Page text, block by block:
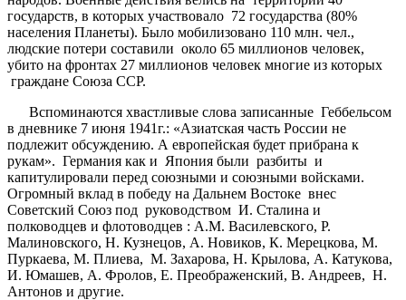
государств, в которых участвовало 72 государства (80%
населения Планеты). Было мобилизовано 110 млн. чел.,
людские потери составили около 65 миллионов человек,
убито на фронтах 27 миллионов человек многие из которых
граждане Союза ССР.
Вспоминаются хвастливые слова записанные Геббельсом
в дневнике 7 июня 1941г.: «Азиатская часть России не
подлежит обсуждению. А европейская будет прибрана к
рукам». Германия как и Япония были разбиты и
капитулировали перед союзными и союзными войсками.
Огромный вклад в победу на Дальнем Востоке внес
Советский Союз под руководством И. Сталина и
полководцев и флотоводцев : А.М. Василевского, Р.
Малиновского, Н. Кузнецов, А. Новиков, К. Мерецкова, М.
Пуркаева, М. Плиева, М. Захарова, Н. Крылова, А. Катукова,
И. Юмашев, А. Фролов, Е. Преображенский, В. Андреев, Н.
Антонов и другие.